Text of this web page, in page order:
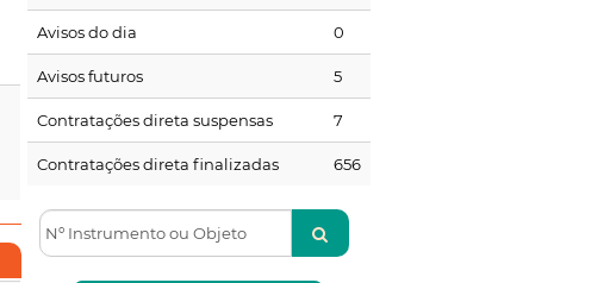
Avisos do dia 0
Avisos futuros 5
Contratações direta suspensas 7
Contratações direta finalizadas 656